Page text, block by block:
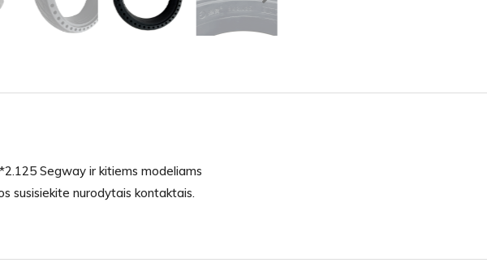
Segway ir kitiems modeliams
susisiekite nurodytais kontaktais.